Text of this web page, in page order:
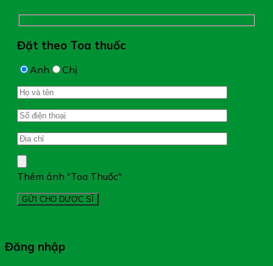
Đặt theo Toa thuốc
Anh Chị
Thêm ảnh "Toa Thuốc"
Đăng nhập